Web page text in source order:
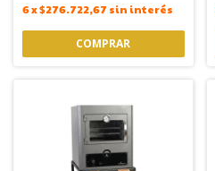
6x$276.722,67 sin interés